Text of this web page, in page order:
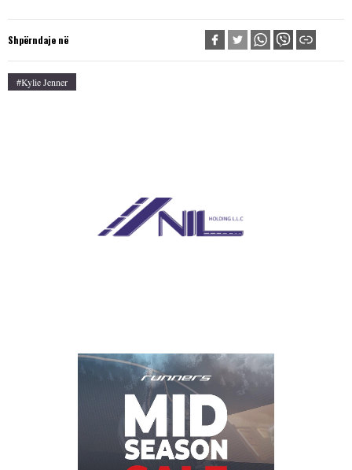
Shpërndaje në
#Kylie Jenner